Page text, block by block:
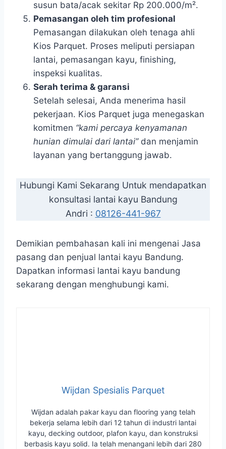
susun bata/acak sekitar Rp 200.000/m².
Pemasangan oleh tim profesional
Pemasangan dilakukan oleh tenaga ahli
Kios Parquet. Proses meliputi persiapan
lantai, pemasangan kayu, finishing,
inspeksi kualitas.
Serah terima & garansi
Setelah selesai, Anda menerima hasil
pekerjaan. Kios Parquet juga menegaskan
komitmen “kami percaya kenyamanan
hunian dimulai dari lantai”dan menjamin
layanan yang bertanggung jawab.
Hubungi Kami Sekarang Untuk mendapatkan
konsultasi lantai kayu Bandung
Andri : 08126-441-967
Demikian pembahasan kali ini mengenai Jasa
pasang dan penjual lantai kayu Bandung.
Dapatkan informasi lantai kayu bandung
sekarang dengan menghubungi kami.
Wijdan Spesialis Parquet
Wijdan adalah pakar kayu dan flooring yang telah
bekerja selama lebih dari 12 tahun di industri lantai
kayu, decking outdoor, plafon kayu, dan konstruksi
berbasis kayu solid. Ia telah menangani lebih dari 280